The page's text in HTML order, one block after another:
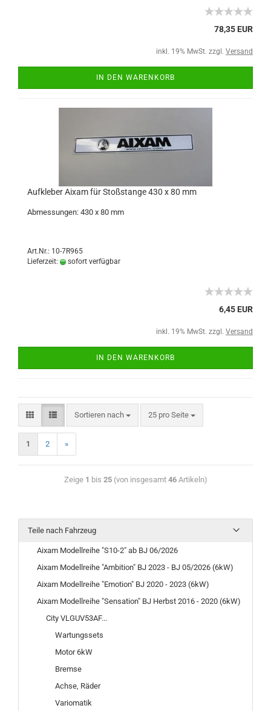
78,35 EUR
inkl. 19% MwSt. zzgl. Versand
IN DEN WARENKORB
Aufkleber Aixam für Stoßstange 430 x 80 mm
Abmessungen: 430 x 80 mm
Art.Nr.: 10-7R965
Lieferzeit:
sofort verfügbar
6,45 EUR
inkl. 19% MwSt. zzgl. Versand
IN DEN WARENKORB
Sortieren nach 25 pro Seite
1 2 »
Zeige 1 bis 25(von insgesamt 46Artikeln)
Teile nach Fahrzeug
Aixam Modellreihe "S10-2" ab BJ 06/2026
Aixam Modellreihe "Ambition" BJ 2023 - BJ 05/2026 (6kW)
Aixam Modellreihe "Emotion" BJ 2020 - 2023 (6kW)
Aixam Modellreihe "Sensation" BJ Herbst 2016 - 2020 (6kW)
City VLGUV53AF...
Wartungssets
Motor 6kW
Bremse
Achse, Räder
Variomatik